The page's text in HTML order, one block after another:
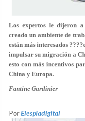
Los expertos le dijeron a
creado un ambiente de
están más interesados
impulsar su migración a
esto con más incentivos
China y Europa.
Fantine Gardinier
PorElespiadigital